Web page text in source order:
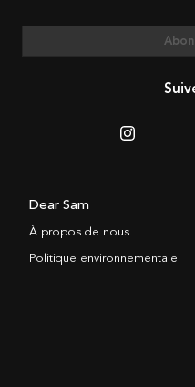
Dear Sam
À propos de nous
Politique environnementale